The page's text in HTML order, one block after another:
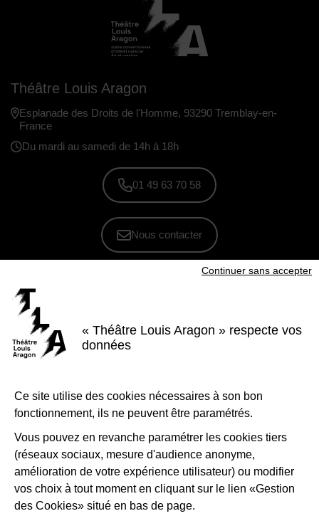
« Théâtre Louis Aragon » respecte vos
données
Ce site utilise des cookies nécessaires à son bon
fonctionnement, ils ne peuvent être paramétrés.
Vous pouvez en revanche paramétrer les cookies tiers
(réseaux sociaux, mesure d'audience anonyme,
amélioration de votre expérience utilisateur) ou modifier
vos choix à tout moment en cliquant sur le lien «Gestion
des Cookies» situé en bas de page.
Continuer sans accepter
Théâtre Louis Aragon
Esplanade des Droits de l'Homme, 93290 Tremblay-en-
France
Du mardi au samedi de 14h à 18h
01 49 63 70 58
Nous contacter
Facebook
Instagram
YoutubeLinkedIn
Le Théâtre Louis Aragon, scène conventionnée d'intérêt national Art et
création - danse, est soutenu par la Ville de Tremblay-en-France, le
Département de la Seine-Saint-Denis, la Région Île-de-France et le
de-France.
1-Logo-Tremblay 2-
3-Logo_Région_Ile-de-France
4-